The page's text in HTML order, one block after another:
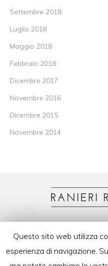
Settembre 2018
Luglio 2018
Maggio 2018
Febbraio 2018
Dicembre 2017
Novembre 2016
Dicembre 2015
Novembre 2014
Questo sito web utilizza
esperienza di navigazione.